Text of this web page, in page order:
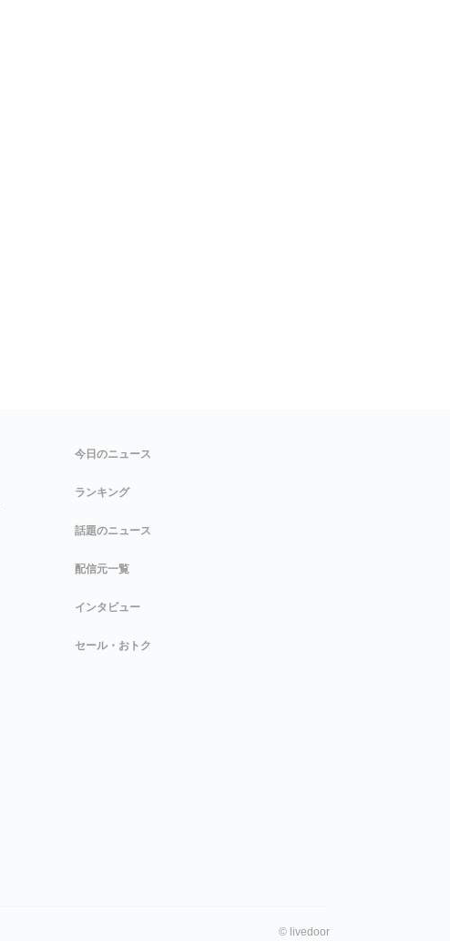
今日のニュース
ランキング
話題のニュース
配信元一覧
インタビュー
セール・おトク
© livedoor